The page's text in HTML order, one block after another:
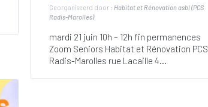
Georganiseerd door : Habitat et Rénovation asbl (PCS
Radis-Marolles)
mardi 21 juin 10h – 12h fin permanences
Zoom Seniors Habitat et Rénovation PCS
Radis-Marolles rue Lacaille 4...